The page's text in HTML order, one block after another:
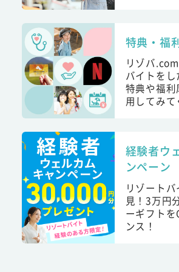
特典・福
リゾバ
バイトを
特典や福利
用してみて
経験者ウ
ンペーン
リゾート
見！3万円
ーギフトを
ンス！